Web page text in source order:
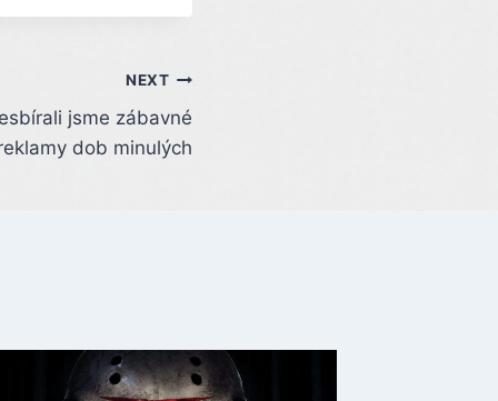
NEXT
jsme zábavné
dob minulých